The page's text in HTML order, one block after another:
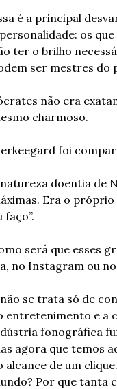
é a principal
os
ter o brilho
ser mestres do
não era
charmoso.
foi
doentia de
Era o próprio
faço”.
será que esses
no Instagram ou no
se trata só de
entretenimento e a
fonográfica
agora que temos
alcance de um
Por que tanta